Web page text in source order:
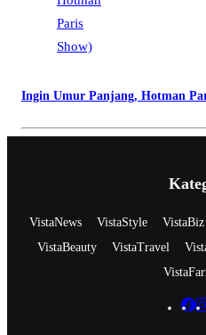
Ingin Umur Panjang, Hotman
VistaNews VistaStyle VistaBiz
VistaBeauty
VistaTravel